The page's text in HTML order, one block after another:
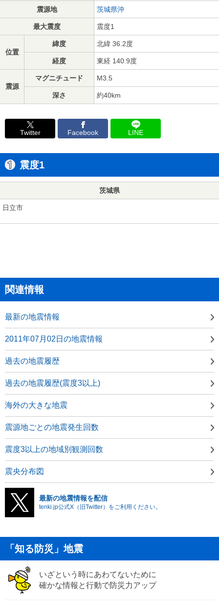
震源地 茨城県沖
最大震度 震度1
位置
緯度 北緯 36.2度
経度 東経 140.9度
震源
マグニチュード M3.5
深さ 約40km
Twitter Facebook LINE
震度1
茨城県
日立市
関連情報
最新の地震情報
2011年07月02日の地震情報
過去の地震履歴
過去の地震履歴(震度3以上)
海外の大きな地震
震源地ごとの地震発生回数
震度3以上の地域別観測回数
震央分布図
最新の地震情報を配信
tenki.jp公式X（旧Twitter）をご利用ください。
「知る防災」地震
いざという時にあわてないために
確かな情報と行動で防災力アップ